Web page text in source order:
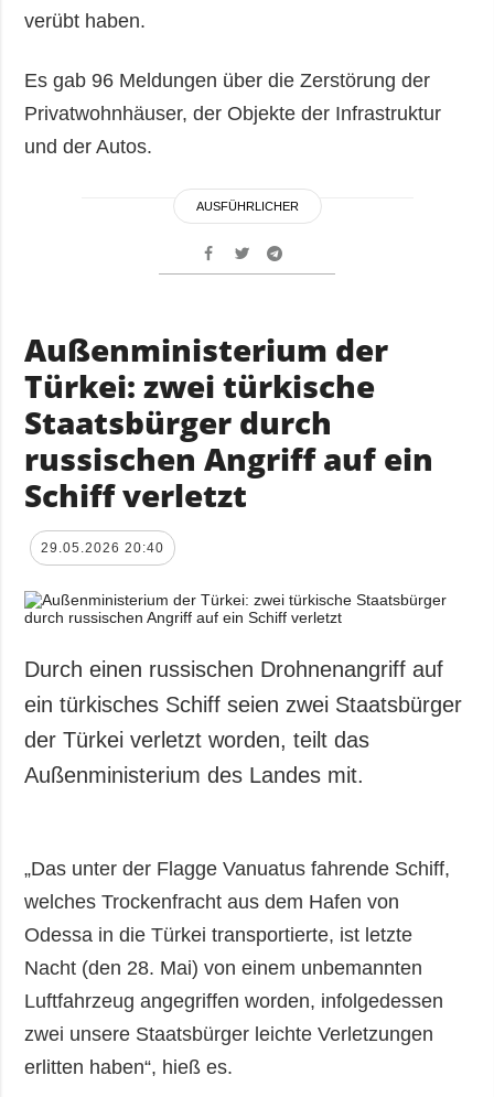
verübt haben.
Es gab 96 Meldungen über die Zerstörung der
Privatwohnhäuser, der Objekte der Infrastruktur
und der Autos.
AUSFÜHRLICHER
Außenministerium der
Türkei: zwei türkische
Staatsbürger durch
russischen Angriff auf ein
Schiff verletzt
29.05.2026 20:40
Durch einen russischen Drohnenangriff auf
ein türkisches Schiff seien zwei Staatsbürger
der Türkei verletzt worden, teilt das
Außenministerium des Landes mit.
„Das unter der Flagge Vanuatus fahrende Schiff,
welches Trockenfracht aus dem Hafen von
Odessa in die Türkei transportierte, ist letzte
Nacht (den 28. Mai) von einem unbemannten
Luftfahrzeug angegriffen worden, infolgedessen
zwei unsere Staatsbürger leichte Verletzungen
erlitten haben“, hieß es.